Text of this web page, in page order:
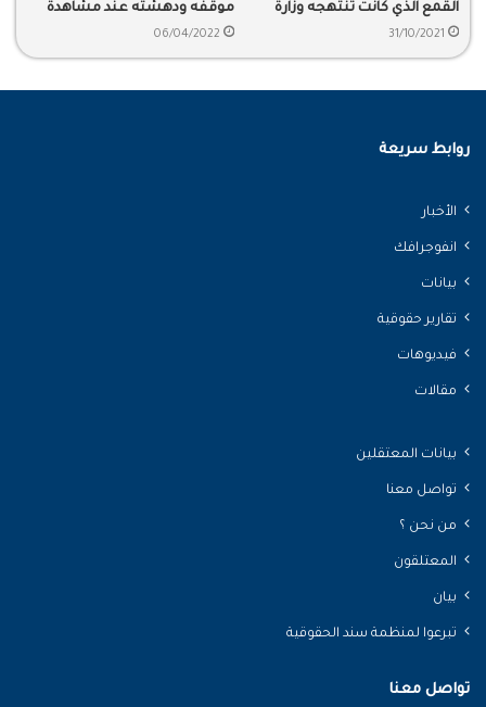
القمع الذي كانت تنتهجه وزارة
الداخلية خلال وجود سعد الجبري
31/10/2021
موقفه ودهشته عند مشاهدة
الكعبة وهو في الحج
06/04/2022
روابط سريعة
الأخبار
انفوجرافك
بيانات
تقارير حقوقية
فيديوهات
مقالات
بيانات المعتقلين
تواصل معنا
من نحن ؟
المعتلقون
بيان
تبرعوا لمنظمة سند الحقوقية
تواصل معنا